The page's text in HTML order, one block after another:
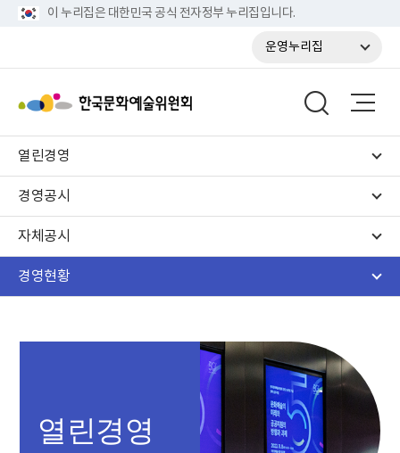
이 누리집은 대한민국 공식 전자정부 누리집입니다.
운영누리집
열린경영
경영공시
자체공시
경영현황
열린경영